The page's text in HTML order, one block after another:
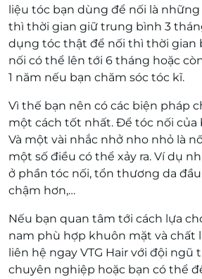
liệu tóc bạn dùng để nối là
thì thời gian giữ trung bình 3
dụng tóc thật để nối thì thời gian
nối có thể lên tới 6 tháng hoặc
1 năm nếu bạn chăm sóc tóc kĩ.
Vì thế bạn nên có các biện pháp
một cách tốt nhất. Để tóc nối của
Và một vài nhắc nhở nho nhỏ là
một số điều có thể xảy ra. Ví dụ
ở phần tóc nối, tổn thương da
chậm hơn,…
Nếu bạn quan tâm tới cách lựa
nam phù hợp khuôn mặt và chất
liên hệ ngay VTG Hair với đội ngũ
chuyên nghiệp hoặc bạn có thể